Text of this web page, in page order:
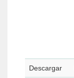
Descargar